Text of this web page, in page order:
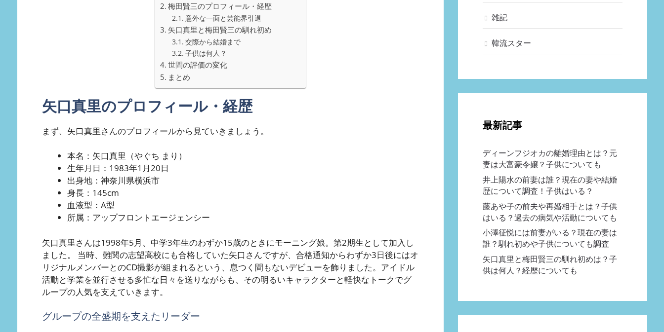
梅田賢三のプロフィール・経歴
意外な一面と芸能界引退
矢口真里と梅田賢三の馴れ初め
交際から結婚まで
子供は何人？
世間の評価の変化
まとめ
矢口真里のプロフィール・経歴
まず、矢口真里さんのプロフィールから見ていきましょう。
本名：矢口真里（やぐち まり）
生年月日：1983年1月20日
出身地：神奈川県横浜市
身長：145cm
血液型：A型
所属：アップフロントエージェンシー
矢口真里さんは1998年5月、中学3年生のわずか15歳のときにモーニング娘。第2期生として加入し
ました。 当時、難関の志望高校にも合格していた矢口さんですが、合格通知からわずか3日後にはオ
リジナルメンバーとのCD撮影が組まれるという、息つく間もないデビューを飾りました。アイドル
活動と学業を並行させる多忙な日々を送りながらも、その明るいキャラクターと軽快なトークでグ
ループの人気を支えていきます。
グループの全盛期を支えたリーダー
雑記
韓流スター
最新記事
ディーンフジオカの離婚理由とは？元
妻は大富豪令嬢？子供についても
井上陽水の前妻は誰？現在の妻や結婚
歴について調査！子供はいる？
藤あや子の前夫や再婚相手とは？子供
はいる？過去の病気や活動についても
小澤征悦には前妻がいる？現在の妻は
誰？馴れ初めや子供についても調査
矢口真里と梅田賢三の馴れ初めは？子
供は何人？経歴についても